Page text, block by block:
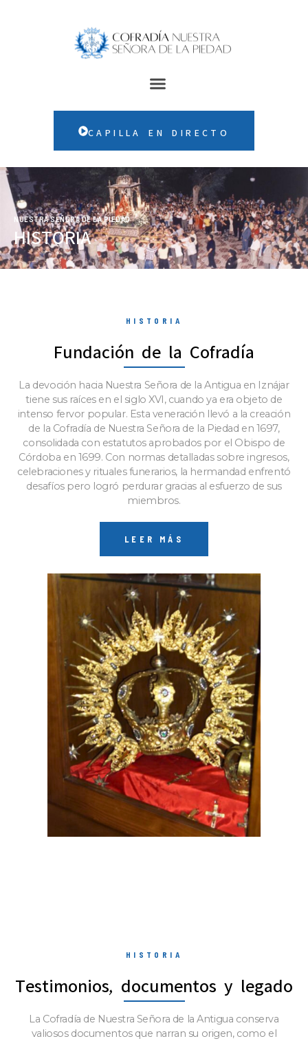
CAPILLA EN DIRECTO
NUESTRA SEÑORA DE LA PIEDAD
HISTORIA
HISTORIA
Fundación de la Cofradía
La devoción hacia Nuestra Señora de la Antigua en Iznájar
tiene sus raíces en el siglo XVI, cuando ya era objeto de
intenso fervor popular. Esta veneración llevó a la creación
de la Cofradía de Nuestra Señora de la Piedad en 1697,
consolidada con estatutos aprobados por el Obispo de
Córdoba en 1699. Con normas detalladas sobre ingresos,
celebraciones y rituales funerarios, la hermandad enfrentó
desafíos pero logró perdurar gracias al esfuerzo de sus
miembros.
LEER MÁS
HISTORIA
Testimonios, documentos y legado
La Cofradía de Nuestra Señora de la Antigua conserva
valiosos documentos que narran su origen, como el